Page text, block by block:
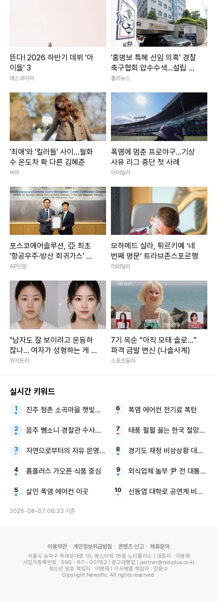
뜬다! 2026 하반기 데뷔 '아
이돌' 3
에스콰이어
'홍명보 특혜 선임 의혹' 경찰
축구협회 압수수색...설립 후
첫 강제 수사
폴리뉴스
'최애'와 '킬러들' 사이...월화
수 온도차 확 다른 김혜준
바자
폭염에 멈춘 프로야구…기상
사유 리그 중단 첫 사례
이데일리
포스코에어솔루션, 亞 최초
'항공우주·방산 희귀가스' 품
질 문턱 넘었다
AP신문
모하메드 살라, 튀르키예 ‘네
번째 명문’ 트라브존스포르행
이데일리
"남자도 잘 보이려고 운동하
잖나... 여자가 성형하는 게 대
체 왜 문제냐"
위키트리
7기 옥순 “아직 모태 솔로…”
파격 금발 변신 (나솔사계)
스포츠동아
실시간 키워드
진주 정촌 소곡마을 햇빛소득마을
음주 뺑소니 경찰관 수사정보
자연으로부터의 자유 문명이 부른 지구의 위기
홈플러스 가오픈 식품 중심
살인 폭염 에어컨 이곳
폭염 에어컨 전기료 폭탄
태풍 펄펄 끓는 한국 절망적인
경기도 재정 비상상황 대한민국
외식업체 놀부 尹 전 대통령 전
신동엽 대학로 공연계 비하 논
2026-08-07 06:33 기준
이용약관 개인정보취급방침 콘텐츠 신고 제휴문의
서울시 송파구 위례성대로 10, 에스타워 18층 노티플러스 | 대표자 : 이영재
사업자등록번호 : 596 - 87 – 00782 | 광고대행업 | partner@notiplus.co.kr
청소년 보호 책임자 : 이영재 | 기사배열 책임자 : 전윤수
Copyright NewsPic. All rights reserved.